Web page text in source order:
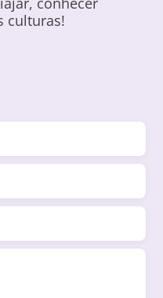
culturas!